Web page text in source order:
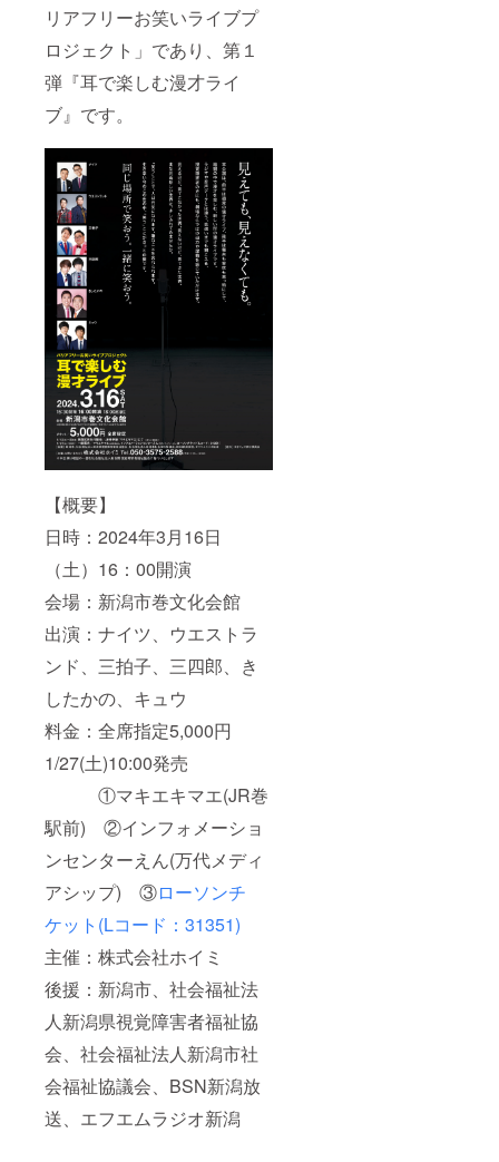
リアフリーお笑いライブプ
ロジェクト」であり、第１
弾『耳で楽しむ漫才ライ
ブ』です。
【概要】
日時：2024年3月16日
（土）16：00開演
会場：新潟市巻文化会館
出演：ナイツ、ウエストラ
ンド、三拍子、三四郎、き
したかの、キュウ
料金：全席指定5,000円
1/27(土)10:00発売
①マキエキマエ(JR巻
駅前) ②インフォメーショ
ンセンターえん(万代メディ
アシップ) ③ローソンチ
ケット(Lコード：31351)
主催：株式会社ホイミ
後援：新潟市、社会福祉法
人新潟県視覚障害者福祉協
会、社会福祉法人新潟市社
会福祉協議会、BSN新潟放
送、エフエムラジオ新潟